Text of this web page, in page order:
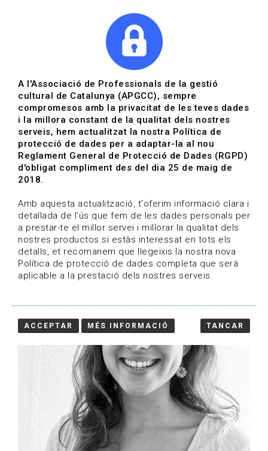
Ilona Tané i Riu
Àmbit professional: Arts escèniques
HOME
ILONA TANÉ I RIU
A l'Associació de Professionals de la gestió
cultural de Catalunya (APGCC), sempre
compromesos amb la privacitat de les teves dades
i la millora constant de la qualitat dels nostres
serveis, hem actualitzat la nostra Política de
protecció de dades per a adaptar-la al nou
Reglament General de Protecció de Dades (RGPD)
d'obligat compliment des del dia 25 de maig de
2018.
Amb aquesta actualització, t'oferim informació clara i
detallada de l'ús que fem de les dades personals per
a prestar-te el millor servei i millorar la qualitat dels
nostres productos.si estàs interessat en tots els
detalls, et recomanem que llegeixis la nostra nova
Política de protecció de dades completa que serà
aplicable a la prestació dels nostres serveis.
ACCEPTAR MÉS INFORMACIÓ TANCAR